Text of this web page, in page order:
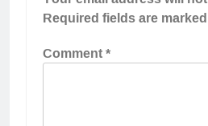
Required fields are marked
Comment*